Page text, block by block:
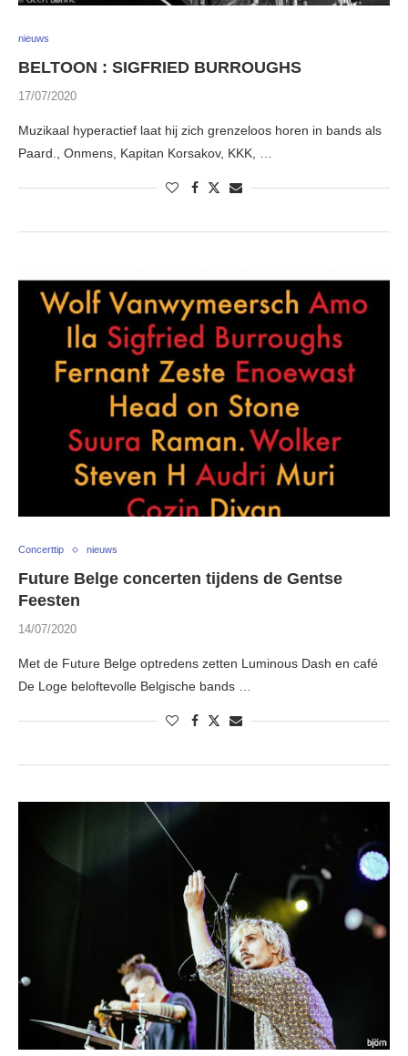
nieuws
BELTOON : SIGFRIED BURROUGHS
17/07/2020
Muzikaal hyperactief laat hij zich grenzeloos horen in bands als
Paard., Onmens, Kapitan Korsakov, KKK, …
Concerttip nieuws
Future Belge concerten tijdens de Gentse
Feesten
14/07/2020
Met de Future Belge optredens zetten Luminous Dash en café
De Loge beloftevolle Belgische bands …